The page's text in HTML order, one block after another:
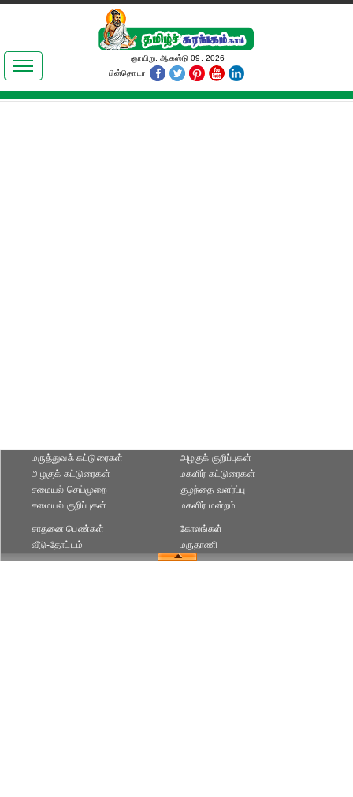
இலக்கியங்கள்
தமிழ் உலகம்
ஞாயிறு, ஆகஸ்டு 09, 2026
பின்தொடர
மருத்துவக் கட்டுரைகள்
அழகுக் கட்டுரைகள்
அழகுக் குறிப்புகள்
மகளிர் கட்டுரைகள்
சமையல் செய்முறை
சமையல் குறிப்புகள்
குழந்தை வளர்ப்பு
மகளிர் மன்றம்
சாதனை பெண்கள்
வீடு-தோட்டம்
கோலங்கள்
மருதாணி